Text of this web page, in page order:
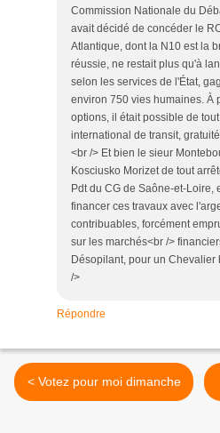
Commission Nationale du
avait décidé de concéder le
Atlantique, dont la N10 est la
réussie, ne restait plus qu'à
selon les services de l'État,
environ 750 vies humaines. À
options, il était possible de
international de transit,
<br /> Et bien le sieur
Kosciusko Morizet de tout
Pdt du CG de Saône-et-Loire,
financer ces travaux avec
contribuables, forcément
sur les marchés<br />
Désopilant, pour un
/>
Répondre
< Votez pour moi dimanche